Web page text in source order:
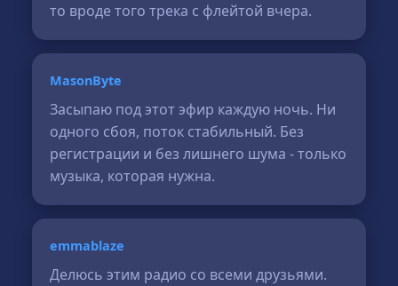
то вроде того трека с флейтой вчера.
MasonByte
Засыпаю под этот эфир каждую ночь. Ни
одного сбоя, поток стабильный. Без
регистрации и без лишнего шума - только
музыка, которая нужна.
emmablaze
Делюсь этим радио со всеми друзьями.